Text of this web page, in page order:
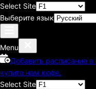
Select Site
Выберите язык
Menu
Добавить расписание в
купите нам кофе.
Select Site